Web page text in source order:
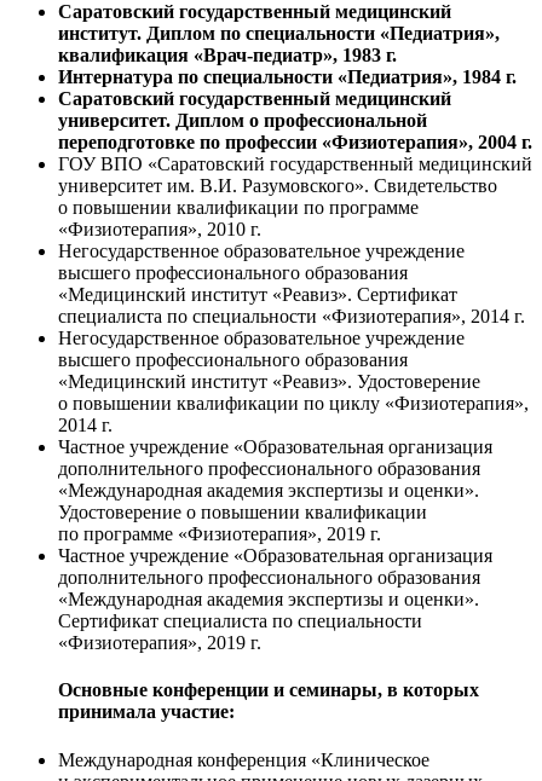
Саратовский государственный медицинский
институт. Диплом по специальности «Педиатрия»,
квалификация «Врач-педиатр», 1983 г.
Интернатура по специальности «Педиатрия», 1984 г.
Саратовский государственный медицинский
университет. Диплом о профессиональной
переподготовке по профессии «Физиотерапия», 2004 г.
ГОУ ВПО «Саратовский государственный медицинский
университет им. В.И. Разумовского». Свидетельство
о повышении квалификации по программе
«Физиотерапия», 2010 г.
Негосударственное образовательное учреждение
высшего профессионального образования
«Медицинский институт «Реавиз». Сертификат
специалиста по специальности «Физиотерапия», 2014 г.
Негосударственное образовательное учреждение
высшего профессионального образования
«Медицинский институт «Реавиз». Удостоверение
о повышении квалификации по циклу «Физиотерапия»,
2014 г.
Частное учреждение «Образовательная организация
дополнительного профессионального образования
«Международная академия экспертизы и оценки».
Удостоверение о повышении квалификации
по программе «Физиотерапия», 2019 г.
Частное учреждение «Образовательная организация
дополнительного профессионального образования
«Международная академия экспертизы и оценки».
Сертификат специалиста по специальности
«Физиотерапия», 2019 г.
Основные конференции и семинары, в которых
принимала участие:
Международная конференция «Клиническое